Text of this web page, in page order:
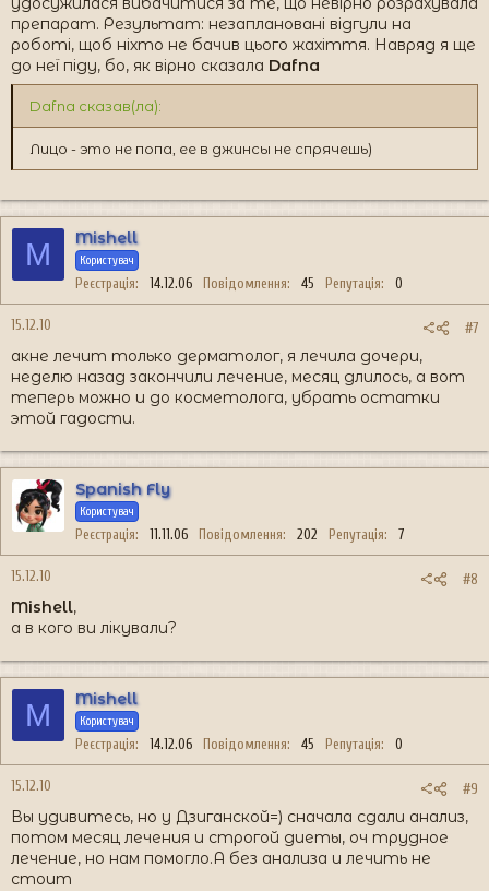
препарат. Результат: незаплановані відгули на
роботі, щоб ніхто не бачив цього жахіття. Навряд я ще
до неї піду, бо, як вірно сказала Dafna
Dafna сказав(ла):
Лицо - это не попа, ее в джинсы не спрячешь)
M Mishell
Користувач
Реєстрація 14.12.06 Повідомлення 45 Репутація 0
15.12.10 #7
акне лечит только дерматолог, я лечила дочери,
неделю назад закончили лечение, месяц длилось, а вот
теперь можно и до косметолога, убрать остатки
этой гадости.
Spanish Fly
Користувач
Реєстрація 11.11.06 Повідомлення 202 Репутація 7
15.12.10 #8
Mishell,
а в кого ви лікували?
M Mishell
Користувач
Реєстрація 14.12.06 Повідомлення 45 Репутація 0
15.12.10 #9
Вы удивитесь, но у Дзиганской=) сначала сдали анализ,
потом месяц лечения и строгой диеты, оч трудное
лечение, но нам помогло.А без анализа и лечить не
стоит